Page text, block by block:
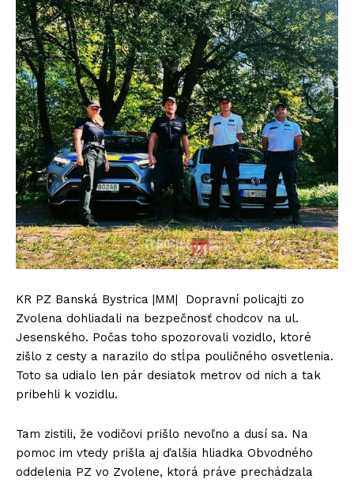
KR PZ Banská Bystrica |MM| Dopravní policajti zo
Zvolena dohliadali na bezpečnosť chodcov na ul.
Jesenského. Počas toho spozorovali vozidlo, ktoré
zišlo z cesty a narazilo do stĺpa pouličného osvetlenia.
Toto sa udialo len pár desiatok metrov od nich a tak
pribehli k vozidlu.
Tam zistili, že vodičovi prišlo nevoľno a dusí sa. Na
pomoc im vtedy prišla aj ďalšia hliadka Obvodného
oddelenia PZ vo Zvolene, ktorá práve prechádzala